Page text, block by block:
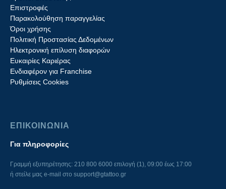
Επιστροφές
Παρακολούθηση παραγγελίας
Όροι χρήσης
Πολιτική Προστασίας Δεδομένων
Ηλεκτρονική επίλυση διαφορών
Ευκαιρίες Καριέρας
Ενδιαφέρον για Franchise
Ρυθμίσεις Cookies
ΕΠΙΚΟΙΝΩΝΙΑ
Για πληροφορίες
Γραμμή εξυπηρέτησης: 210 800 6000 επιλογή (1), 09:00 έως 17:00
ή στείλε μας e-mail στο support@gtattoo.gr